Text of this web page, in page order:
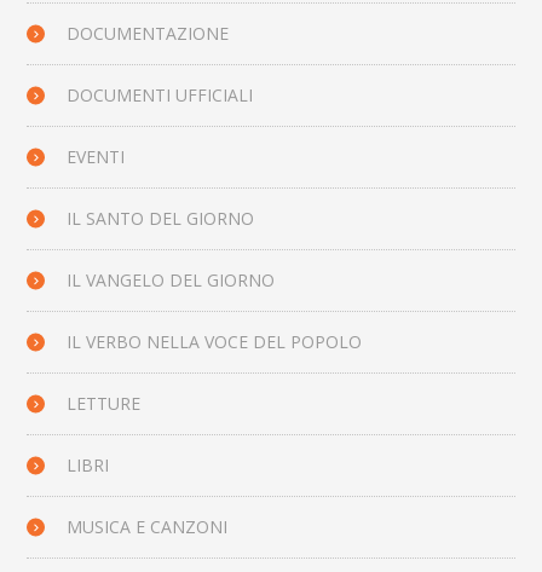
DOCUMENTAZIONE
DOCUMENTI UFFICIALI
EVENTI
IL SANTO DEL GIORNO
IL VANGELO DEL GIORNO
IL VERBO NELLA VOCE DEL POPOLO
LETTURE
LIBRI
MUSICA E CANZONI